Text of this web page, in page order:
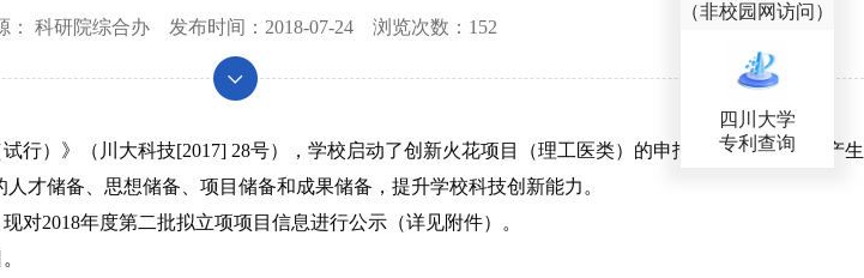
： 科研院综合办 发布时间： 2018-07-24 浏览次数： 152
行）》（川大科技[2017] 28号），学校启动了创新火花项目（理工医类）的申报，
重点支持能够产生
才储备、思想储备、项目储备和成果储备，提升学校科技创新能力。
对2018年度第二批拟立项项目信息进行公示（详见附件）。
（非校园网访问）
四川大学
专利查询